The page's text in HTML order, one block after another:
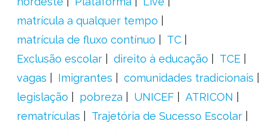
matrícula a qualquer tempo
matrícula de fluxo contínuo
TC
Exclusão escolar
direito à educação
TCE
vagas
Imigrantes
comunidades tradicionais
legislação
pobreza UNICEF
ATRICON
rematrículas
Trajetória de Sucesso Escolar